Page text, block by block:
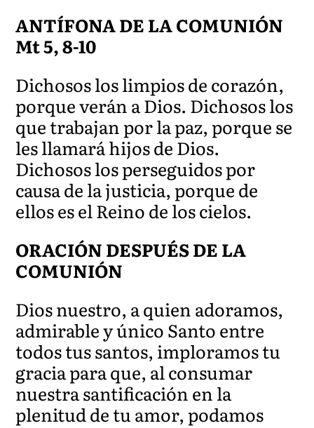
ANTÍFONA DE LA COMUNIÓN
Mt 5, 8-10
Dichosos los limpios de corazón,
porque verán a Dios. Dichosos los
que trabajan por la paz, porque se
les llamará hijos de Dios.
Dichosos los perseguidos por
causa de la justicia, porque de
ellos es el Reino de los cielos.
ORACIÓN DESPUÉS DE LA
COMUNIÓN
Dios nuestro, a quien adoramos,
admirable y único Santo entre
todos tus santos, imploramos tu
gracia para que, al consumar
nuestra santificación en la
plenitud de tu amor, podamos